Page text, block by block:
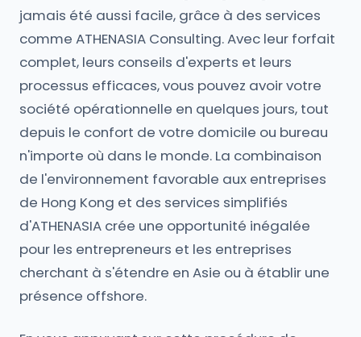
jamais été aussi facile, grâce à des services
comme ATHENASIA Consulting. Avec leur forfait
complet, leurs conseils d'experts et leurs
processus efficaces, vous pouvez avoir votre
société opérationnelle en quelques jours, tout
depuis le confort de votre domicile ou bureau
n'importe où dans le monde. La combinaison
de l'environnement favorable aux entreprises
de Hong Kong et des services simplifiés
d'ATHENASIA crée une opportunité inégalée
pour les entrepreneurs et les entreprises
cherchant à s'étendre en Asie ou à établir une
présence offshore.